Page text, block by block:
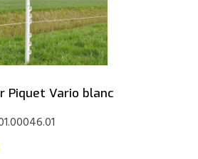
Piquet Vario blanc